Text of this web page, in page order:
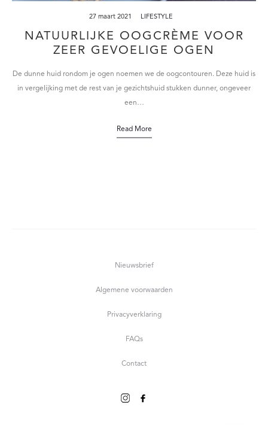
27 maart 2021 LIFESTYLE
NATUURLIJKE OOGCRÈME VOOR
ZEER GEVOELIGE OGEN
De dunne huid rondom je ogen noemen we de oogcontouren. Deze huid is
in vergelijking met de rest van je gezichtshuid stukken dunner, ongeveer
een…
Read More
Nieuwsbrief
Algemene voorwaarden
Privacyverklaring
FAQs
Contact